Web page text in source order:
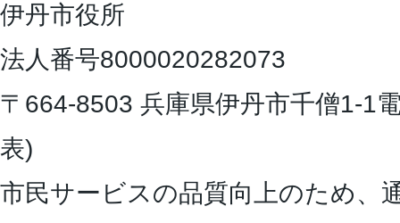
伊丹市役所
法人番号8000020282073
〒664-8503 兵庫県伊丹市千僧1-1
表)
市民サービスの品質向上のため、